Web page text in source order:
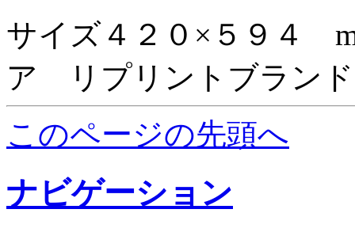
サイズ４２０×５９４
ア リプリントブラン
このページの先頭へ
ナビゲーション